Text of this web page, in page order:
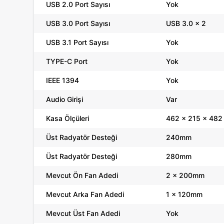
USB 2.0 Port Sayısı Yok
USB 3.0 Port Sayısı USB 3.0 x 2
USB 3.1 Port Sayısı Yok
TYPE-C Port Yok
IEEE 1394 Yok
Audio Girişi Var
Kasa Ölçüleri 462 x 215 x 482
Üst Radyatör Desteği 240mm
Üst Radyatör Desteği 280mm
Mevcut Ön Fan Adedi 2 x 200mm
Mevcut Arka Fan Adedi 1 x 120mm
Mevcut Üst Fan Adedi Yok